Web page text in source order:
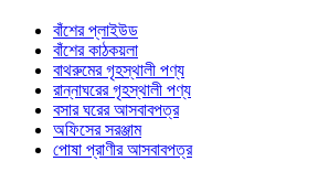
বাঁশের প্লাইউড
বাঁশের কাঠকয়লা
বাথরুমের গৃহস্থালী পণ্য
রান্নাঘরের গৃহস্থালী পণ্য
বসার ঘরের আসবাবপত্র
অফিসের সরঞ্জাম
পোষা প্রাণীর আসবাবপত্র